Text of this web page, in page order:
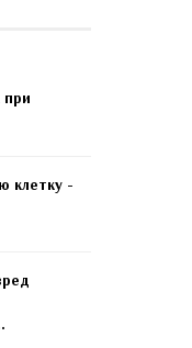
клетку -